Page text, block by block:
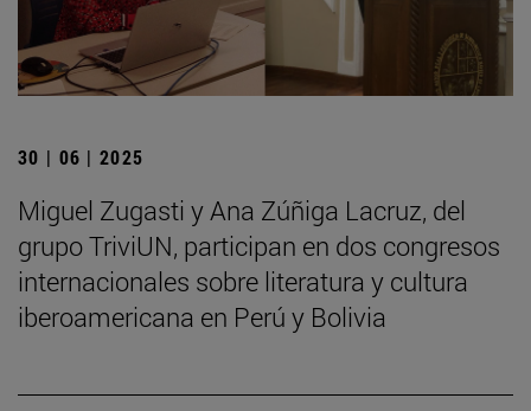
30 | 06 | 2025
Miguel Zugasti y Ana Zúñiga Lacruz, del
grupo TriviUN, participan en dos congresos
internacionales sobre literatura y cultura
iberoamericana en Perú y Bolivia